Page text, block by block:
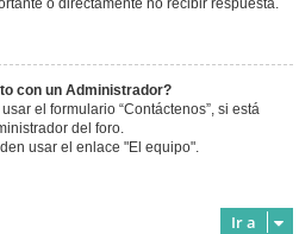
o directamente no recibir respuesta.
con un Administrador?
el formulario “Contáctenos”, si está
del foro.
usar el enlace "El equipo".
Ir a